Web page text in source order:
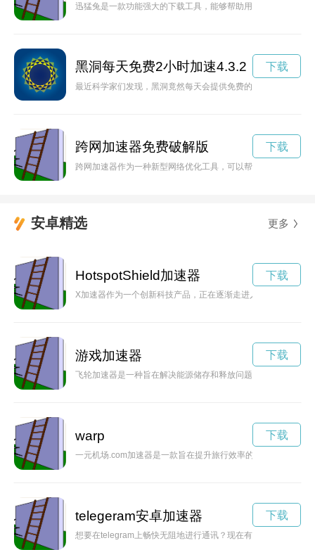
迅猛兔是一款功能强大的下载工具，能够帮助用户加快文件下
黑洞每天免费2小时加速4.3.2
最近科学家们发现，黑洞竟然每天会提供免费的加速服务，每
下载
跨网加速器免费破解版
跨网加速器作为一种新型网络优化工具，可以帮助用户在网络
下载
安卓精选 更多
HotspotShield加速器
X加速器作为一个创新科技产品，正在逐渐走进人们的生活。
下载
游戏加速器
飞轮加速器是一种旨在解决能源储存和释放问题的创新科技，
下载
warp
一元机场.com加速器是一款旨在提升旅行效率的创新产品，通
下载
telegeram安卓加速器
想要在telegram上畅快无阻地进行通讯？现在有免费的纸飞机
下载